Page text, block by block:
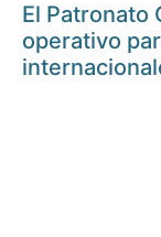
El Patronato
operativo